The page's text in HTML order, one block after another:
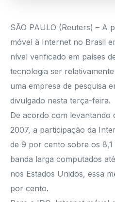
SÃO PAULO (Reuters) – A
móvel à Internet no Brasil
nível verificado em países
tecnologia ser
uma empresa de pesquisa
divulgado nesta terça-feira.
De acordo com levantando
2007, a participação da
de 9 por cento sobre os 8,1
banda larga computados
nos Estados Unidos, essa
por cento.